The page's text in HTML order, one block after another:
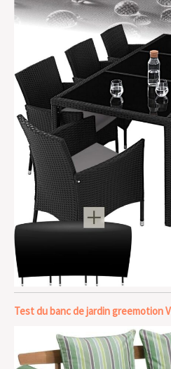
Test du banc de jardin greemotion